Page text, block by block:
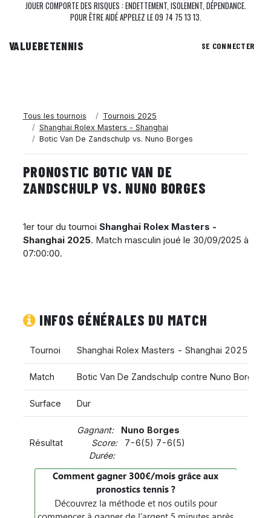
JOUER COMPORTE DES RISQUES : ENDETTEMENT, ISOLEMENT, DÉPENDANCE.
POUR ÊTRE AIDÉ APPELEZ LE 09 74 75 13 13.
VALUEBETENNIS SE CONNECTER
Tous les tournois
Tournois 2025
Shanghai Rolex Masters - Shanghai
Botic Van De Zandschulp vs. Nuno Borges
PRONOSTIC BOTIC VAN DE
ZANDSCHULP VS. NUNO BORGES
1er tour du tournoi Shanghai Rolex Masters -
Shanghai 2025. Match masculin joué le 30/09/2025 à
07:00:00.
INFOS GÉNÉRALES DU MATCH
Tournoi Shanghai Rolex Masters - Shanghai 2025
Match Botic Van De Zandschulp contre Nuno Borges
Surface Dur
Résultat
Gagnant:
Nuno Borges
Score:7-6(5) 7-6(5)
Durée: